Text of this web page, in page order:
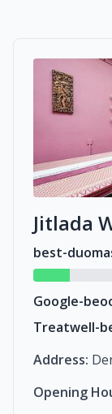
Jitlada
best-
Google-
Treatwell-
Address:
Opening